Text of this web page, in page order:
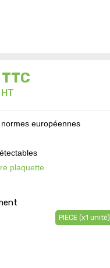
TTC
européennes
plaquette
PIECE (x1 unité)